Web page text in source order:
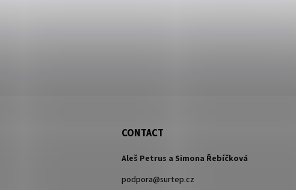
CONTACT
Aleš Petrus a Simona Řebíčková
podpora@surtep.cz